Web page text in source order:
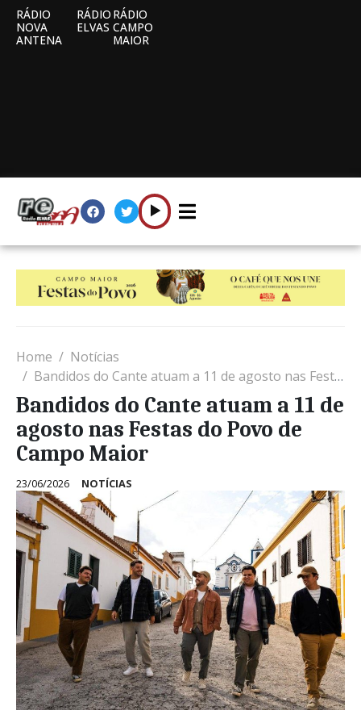
RÁDIO
NOVA
ANTENA
RÁDIO
ELVAS
RÁDIO
CAMPO
MAIOR
Home
Notícias
Bandidos do Cante atuam a 11 de agosto nas Festas do Povo de Campo Maior
Bandidos do Cante atuam a 11 de
agosto nas Festas do Povo de
Campo Maior
23/06/2026 NOTÍCIAS